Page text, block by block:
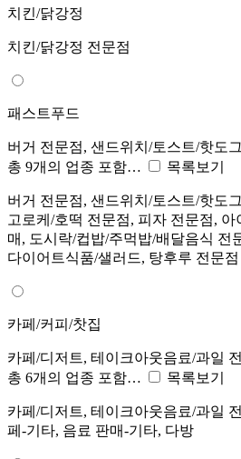
치킨/닭강정
치킨/닭강정 전문점
패스트푸드
버거 전문점, 샌드위치/토스트/핫도
총 9개의 업종 포함…
목록보기
버거 전문점, 샌드위치/토스트/핫도
고로케/호떡 전문점, 피자 전문점,
매, 도시락/컵밥/주먹밥/배달음식 전
다이어트식품/샐러드, 탕후루 전문점
카페/커피/찻집
카페/디저트, 테이크아웃음료/과일
총 6개의 업종 포함…
목록보기
카페/디저트, 테이크아웃음료/과일
페-기타, 음료 판매-기타, 다방